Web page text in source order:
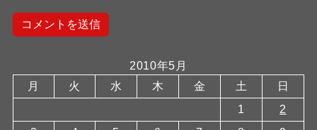
2010年5月
月
火 水 木 金 土
日
1
2